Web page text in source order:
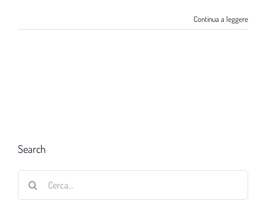
Continua a leggere
Search